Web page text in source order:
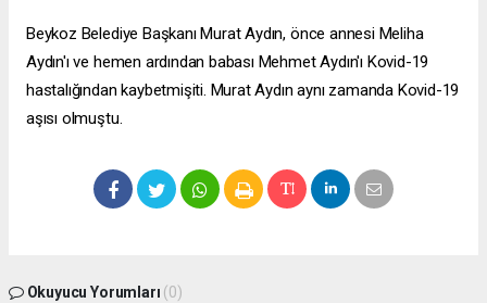
Beykoz Belediye Başkanı Murat Aydın, önce annesi Meliha
Aydın'ı ve hemen ardından babası Mehmet Aydın'ı Kovid-19
hastalığından kaybetmişiti. Murat Aydın aynı zamanda Kovid-19
aşısı olmuştu.
Okuyucu Yorumları (0)